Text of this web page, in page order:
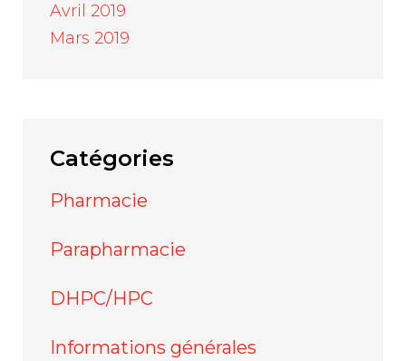
Avril 2019
Mars 2019
Catégories
Pharmacie
Parapharmacie
DHPC/HPC
Informations générales